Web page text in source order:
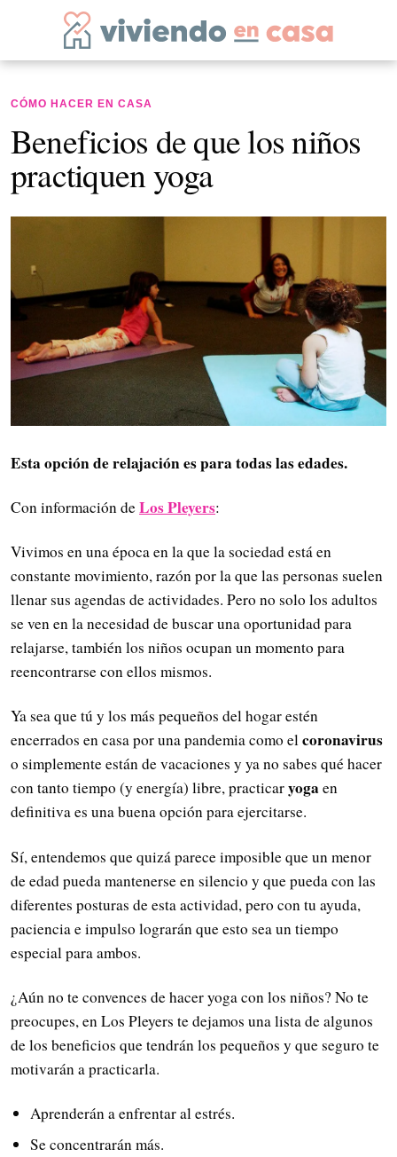
CÓMO HACER EN CASA
Beneficios de que los niños
practiquen yoga
Esta opción de relajación es para todas las edades.
Con información deLos Pleyers:
Vivimos en una época en la que la sociedad está en
constante movimiento, razón por la que las personas suelen
llenar sus agendas de actividades. Pero no solo los adultos
se ven en la necesidad de buscar una oportunidad para
relajarse, también los niños ocupan un momento para
reencontrarse con ellos mismos.
Ya sea que tú y los más pequeños del hogar estén
encerrados en casa por una pandemia como elcoronavirus
o simplemente están de vacaciones y ya no sabes qué hacer
con tanto tiempo (y energía) libre, practicaryoga en
definitiva es una buena opción para ejercitarse.
Sí, entendemos que quizá parece imposible que un menor
de edad pueda mantenerse en silencio y que pueda con las
diferentes posturas de esta actividad, pero con tu ayuda,
paciencia e impulso lograrán que esto sea un tiempo
especial para ambos.
¿Aún no te convences de hacer yoga con los niños? No te
preocupes, en Los Pleyers te dejamos una lista de algunos
de los beneficios que tendrán los pequeños y que seguro te
motivarán a practicarla.
Aprenderán a enfrentar al estrés.
Se concentrarán más.